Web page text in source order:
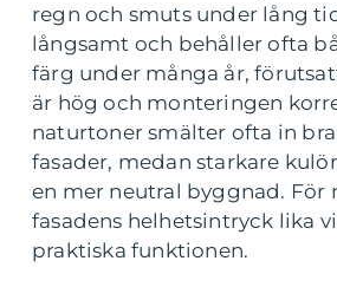
regn och smuts under lång
långsamt och behåller ofta
färg under många år,
är hög och monteringen
naturtoner smälter ofta in
fasader, medan starkare
en mer neutral byggnad. För
fasadens helhetsintryck lika
praktiska funktionen.